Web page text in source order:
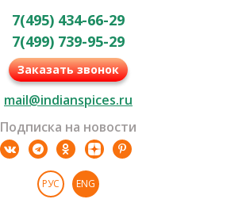
7(495) 434-66-29
7(499) 739-95-29
Заказать звонок
mail@indianspices.ru
Подписка на новости
РУС ENG